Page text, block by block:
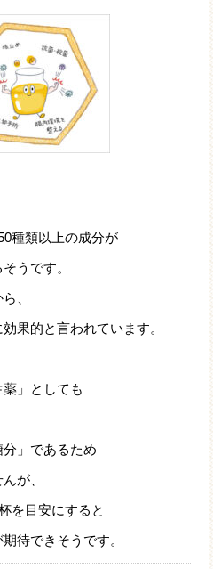
種類以上の成分が
うです。
、
果的と言われています。
」としても
」であるため
が、
を目安にすると
待できそうです。